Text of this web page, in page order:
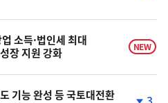
하
락
소득·법인세 최대
장 지원 강화
NEW
기능 완성 등 국토대전환